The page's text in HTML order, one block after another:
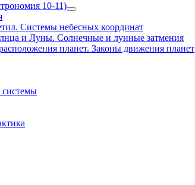
10-11)
Show
sub
menu
Системы небесных координат
и Луны. Солнечные и лунные затмения
планет. Законы движения планет